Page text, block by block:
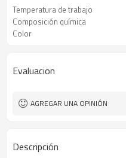
Temperatura de trabajo
Composición química
Color
Evaluacion
AGREGAR UNA OPINIÓN
Descripción